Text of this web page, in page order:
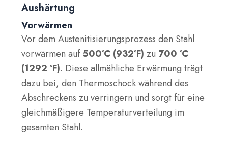
Aushärtung
Vorwärmen
Vor dem Austenitisierungsprozess den Stahl
vorwärmen auf500°C (932°F) zu 700 °C
(1292 °F). Diese allmähliche Erwärmung trägt
dazu bei, den Thermoschock während des
Abschreckens zu verringern und sorgt für eine
gleichmäßigere Temperaturverteilung im
gesamten Stahl.